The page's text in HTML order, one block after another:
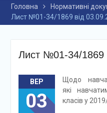
Головна Нормативні
Лист №01-34/1869 від
Лист №01-34/1869
ВЕР
03
Щодо
які
класів у